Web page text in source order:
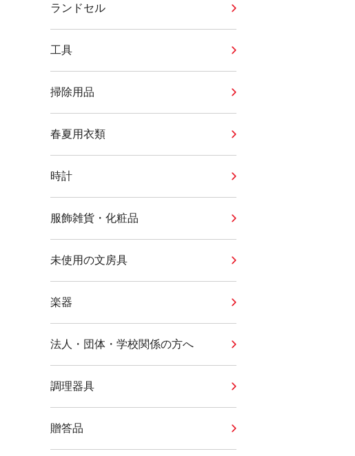
ランドセル
工具
掃除用品
春夏用衣類
時計
服飾雑貨・化粧品
未使用の文房具
楽器
法人・団体・学校関係の方へ
調理器具
贈答品